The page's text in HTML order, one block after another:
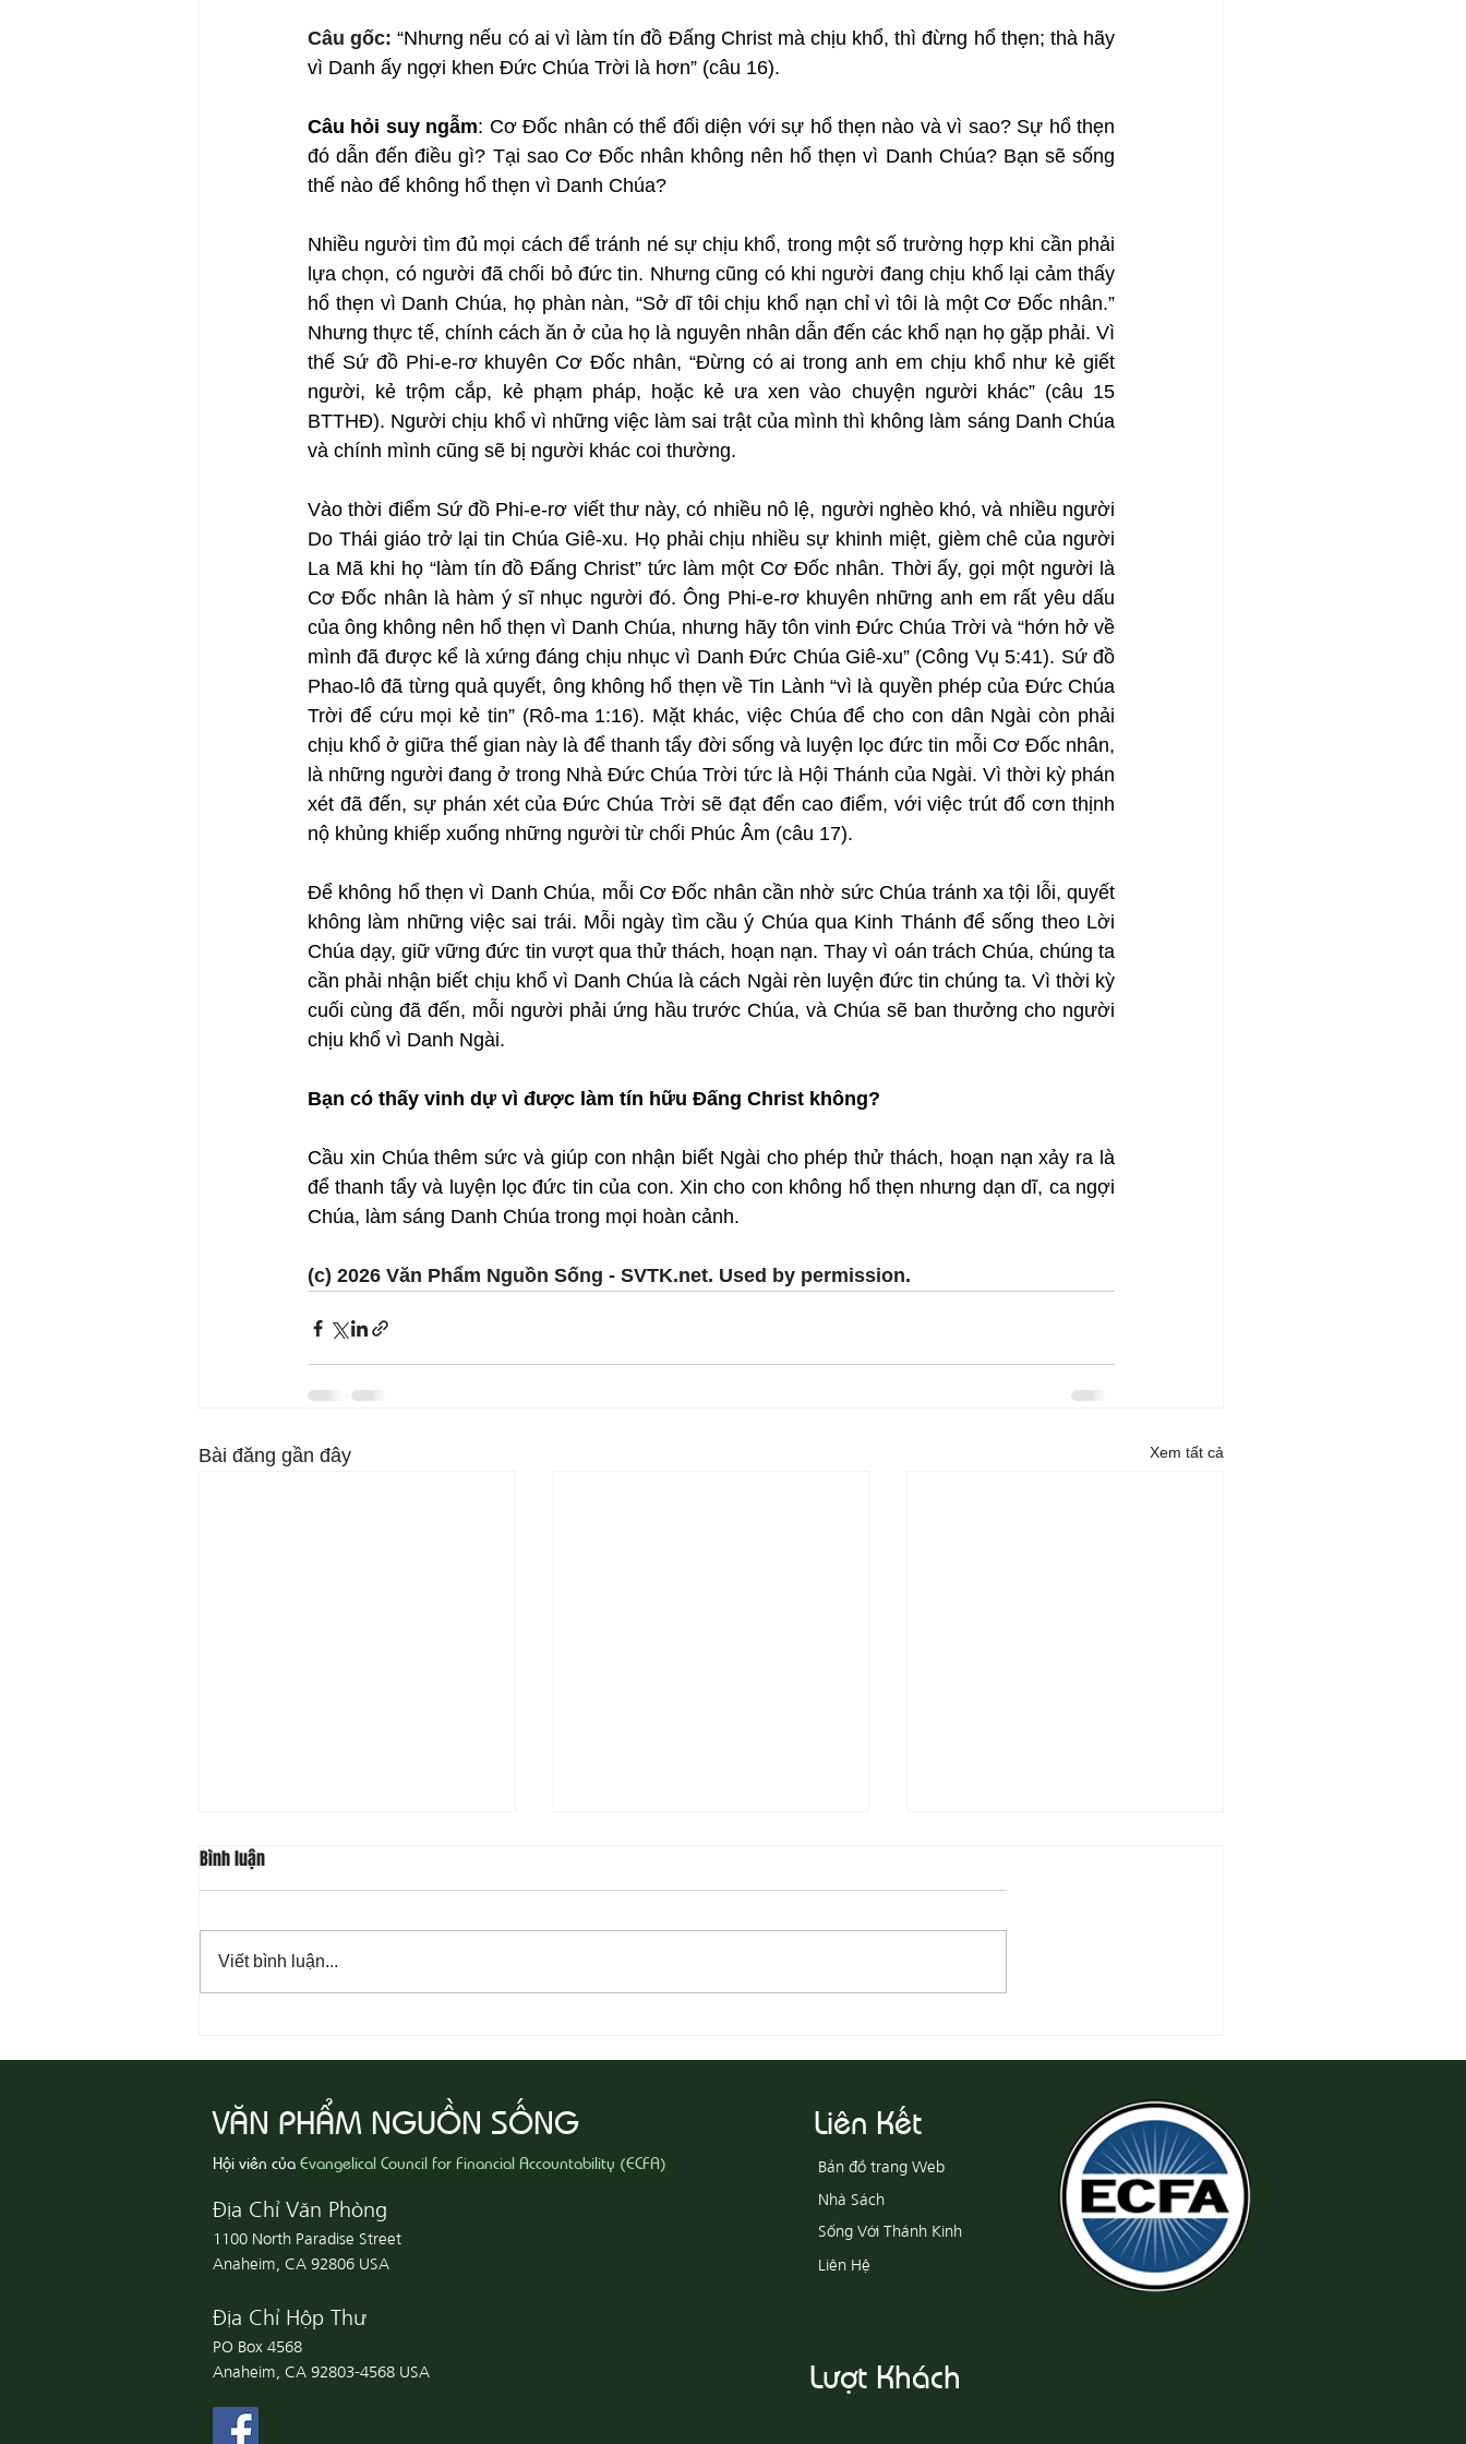
Câu gốc: “Nhưng nếu có ai vì làm tín đồ Đấng Christ mà chịu khổ, thì đừng hổ thẹn; thà hãy
vì Danh ấy ngợi khen Đức Chúa Trời là hơn” (câu 16).
Câu hỏi suy ngẫm: Cơ Đốc nhân có thể đối diện với sự hổ thẹn nào và vì sao? Sự hổ thẹn
đó dẫn đến điều gì? Tại sao Cơ Đốc nhân không nên hổ thẹn vì Danh Chúa? Bạn sẽ sống
thế nào để không hổ thẹn vì Danh Chúa?
Nhiều người tìm đủ mọi cách để tránh né sự chịu khổ, trong một số trường hợp khi cần phải
lựa chọn, có người đã chối bỏ đức tin. Nhưng cũng có khi người đang chịu khổ lại cảm thấy
hổ thẹn vì Danh Chúa, họ phàn nàn, “Sở dĩ tôi chịu khổ nạn chỉ vì tôi là một Cơ Đốc nhân.”
Nhưng thực tế, chính cách ăn ở của họ là nguyên nhân dẫn đến các khổ nạn họ gặp phải. Vì
thế Sứ đồ Phi-e-rơ khuyên Cơ Đốc nhân, “Đừng có ai trong anh em chịu khổ như kẻ giết
người, kẻ trộm cắp, kẻ phạm pháp, hoặc kẻ ưa xen vào chuyện người khác” (câu 15
BTTHĐ). Người chịu khổ vì những việc làm sai trật của mình thì không làm sáng Danh Chúa
và chính mình cũng sẽ bị người khác coi thường.
Vào thời điểm Sứ đồ Phi-e-rơ viết thư này, có nhiều nô lệ, người nghèo khó, và nhiều người
Do Thái giáo trở lại tin Chúa Giê-xu. Họ phải chịu nhiều sự khinh miệt, gièm chê của người
La Mã khi họ “làm tín đồ Đấng Christ” tức làm một Cơ Đốc nhân. Thời ấy, gọi một người là
Cơ Đốc nhân là hàm ý sĩ nhục người đó. Ông Phi-e-rơ khuyên những anh em rất yêu dấu
của ông không nên hổ thẹn vì Danh Chúa, nhưng hãy tôn vinh Đức Chúa Trời và “hớn hở về
mình đã được kể là xứng đáng chịu nhục vì Danh Đức Chúa Giê-xu” (Công Vụ 5:41). Sứ đồ
Phao-lô đã từng quả quyết, ông không hổ thẹn về Tin Lành “vì là quyền phép của Đức Chúa
Trời để cứu mọi kẻ tin” (Rô-ma 1:16). Mặt khác, việc Chúa để cho con dân Ngài còn phải
chịu khổ ở giữa thế gian này là để thanh tẩy đời sống và luyện lọc đức tin mỗi Cơ Đốc nhân,
là những người đang ở trong Nhà Đức Chúa Trời tức là Hội Thánh của Ngài. Vì thời kỳ phán
xét đã đến, sự phán xét của Đức Chúa Trời sẽ đạt đến cao điểm, với việc trút đổ cơn thịnh
nộ khủng khiếp xuống những người từ chối Phúc Âm (câu 17).
Để không hổ thẹn vì Danh Chúa, mỗi Cơ Đốc nhân cần nhờ sức Chúa tránh xa tội lỗi, quyết
không làm những việc sai trái. Mỗi ngày tìm cầu ý Chúa qua Kinh Thánh để sống theo Lời
Chúa dạy, giữ vững đức tin vượt qua thử thách, hoạn nạn. Thay vì oán trách Chúa, chúng ta
cần phải nhận biết chịu khổ vì Danh Chúa là cách Ngài rèn luyện đức tin chúng ta. Vì thời kỳ
cuối cùng đã đến, mỗi người phải ứng hầu trước Chúa, và Chúa sẽ ban thưởng cho người
chịu khổ vì Danh Ngài.
Bạn có thấy vinh dự vì được làm tín hữu Đấng Christ không?
Cầu xin Chúa thêm sức và giúp con nhận biết Ngài cho phép thử thách, hoạn nạn xảy ra là
để thanh tẩy và luyện lọc đức tin của con. Xin cho con không hổ thẹn nhưng dạn dĩ, ca ngợi
Chúa, làm sáng Danh Chúa trong mọi hoàn cảnh.
(c) 2026 Văn Phẩm Nguồn Sống - SVTK.net. Used by permission.
Bài đăng gần đây Xem tất cả
Ác
Bình luận
Viết bình luận...
VĂN PHẨM NGUỒN SỐNG
Hội viên củaEvangelical Council for Financial Accountability (ECFA)
Địa Chỉ Văn Phòng
1100 North Paradise Street
Anaheim, CA 92806 USA
Địa Chỉ Hộp Thư
PO Box 4568
Anaheim, CA 92803-4568 USA
Liên Kết
Bản đồ trang Web
Nhà Sách
Sống Với Thánh Kinh
Liên Hệ
Lượt Khách